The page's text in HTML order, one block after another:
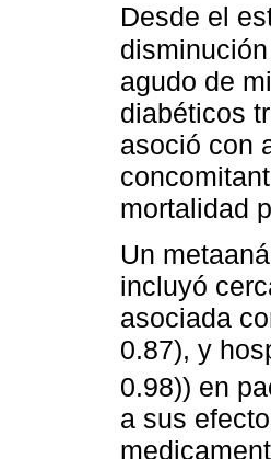
Desde el
agudo de
diabéticos
asoció con
mortalidad
Un
incluyó
asociada
0.87), y
0.98)) en
a sus